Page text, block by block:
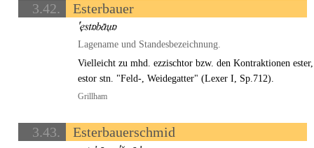
3.42. Esterbauer
Lagename und Standesbezeichnung.
Vielleicht zu mhd. ezzischtor bzw. den Kontraktionen ester,
estor stn. "Feld-, Weidegatter" (Lexer I, Sp.712).
Grillham
3.43. Esterbauerschmid